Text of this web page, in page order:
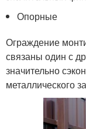
Опорные
Ограждение
связаны один с
значительно
металлического